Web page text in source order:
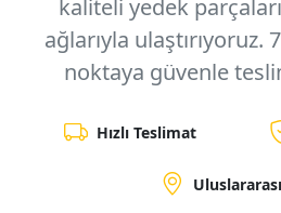
kaliteli yedek
ağlarıyla ulaştırıyoruz.
noktaya güvenle
Hızlı Teslimat